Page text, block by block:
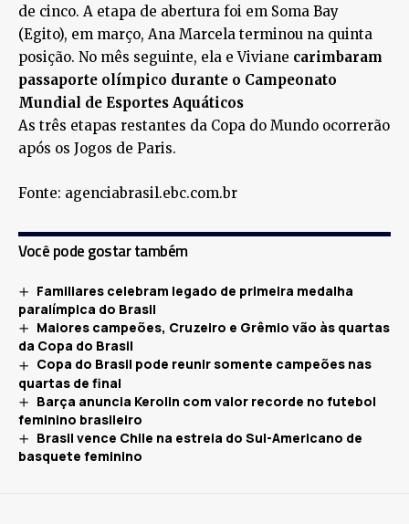
de cinco. A etapa de abertura foi em Soma Bay
(Egito), em março, Ana Marcela terminou na quinta
posição. No mês seguinte, ela e Viviane carimbaram
passaporte olímpico durante o Campeonato
Mundial de Esportes Aquáticos
As três etapas restantes da Copa do Mundo ocorrerão
após os Jogos de Paris.
Fonte: agenciabrasil.ebc.com.br
Você pode gostar também
Familiares celebram legado de primeira medalha
paralímpica do Brasil
Maiores campeões, Cruzeiro e Grêmio vão às quartas
da Copa do Brasil
Copa do Brasil pode reunir somente campeões nas
quartas de final
Barça anuncia Kerolin com valor recorde no futebol
feminino brasileiro
Brasil vence Chile na estreia do Sul-Americano de
basquete feminino